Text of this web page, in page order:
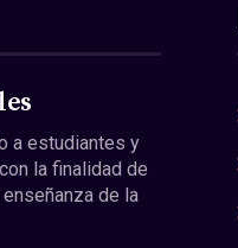
a estudiantes y
la finalidad de
de la